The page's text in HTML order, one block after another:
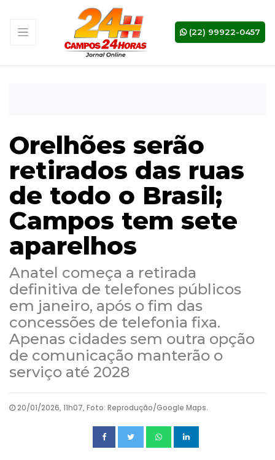
(22) 99922-0457
Orelhões serão
retirados das ruas
de todo o Brasil;
Campos tem sete
aparelhos
Anatel começa a retirada
definitiva de telefones públicos
em janeiro, após o fim das
concessões de telefonia fixa.
Apenas cidades sem outra opção
de comunicação manterão o
serviço até 2028
20/01/2026, 11h07, Foto: Reprodução/Google Maps.